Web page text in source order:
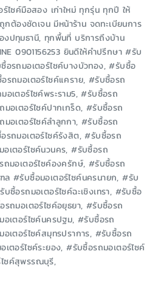
ร์ไซค์มือสอง เก่าใหม่ ทุกรุ่น ทุกปี ให้
ต้องชัดเจน มีหน้าร้าน จดทะเบียนการ
งปทุมธานี, ทุกพื้นที่ บริการถึงบ้าน
0901156253 ยินดีให้คำปรึกษา #รับ
อรถมอเตอร์ไซค์บางบัวทอง, #รับซื้อ
รถมอเตอร์ไซค์แคราย, #รับซื้อรถ
อเตอร์ไซค์พระราม5, #รับซื้อรถ
มอเตอร์ไซค์ปากเกร็ด, #รับซื้อรถ
มอเตอร์ไซค์ลำลูกกา, #รับซื้อรถ
รถมอเตอร์ไซค์รังสิต, #รับซื้อรถ
เตอร์ไซค์นวนคร, #รับซื้อรถ
ถมอเตอร์ไซค์องครักษ์, #รับซื้อรถ
ล #รับซื้อมอเตอร์ไซค์นครนายก, #รับ
ซื้อรถมอเตอร์ไซค์ฉะเชิงเทรา, #รับซื้อ
ถมอเตอร์ไซค์อยุธยา, #รับซื้อรถ
อเตอร์ไซค์นครปฐม, #รับซื้อรถ
เตอร์ไซค์สมุทรปราการ, #รับซื้อรถ
ตอร์ไซค์ระยอง, #รับซื้อรถมอเตอร์ไซค์
ซค์สุพรรณบุรี,